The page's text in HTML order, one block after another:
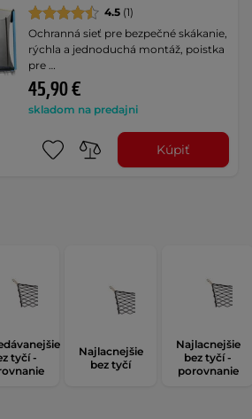
4.5 (1)
Ochranná sieť pre bezpečné skákanie,
rýchla a jednoduchá montáž, poistka
pre …
45,90 €
skladom na predajni
Kúpiť
tyčí -
Najlacnejšie
bez tyčí
Najlacnejšie
bez tyčí -
porovnanie